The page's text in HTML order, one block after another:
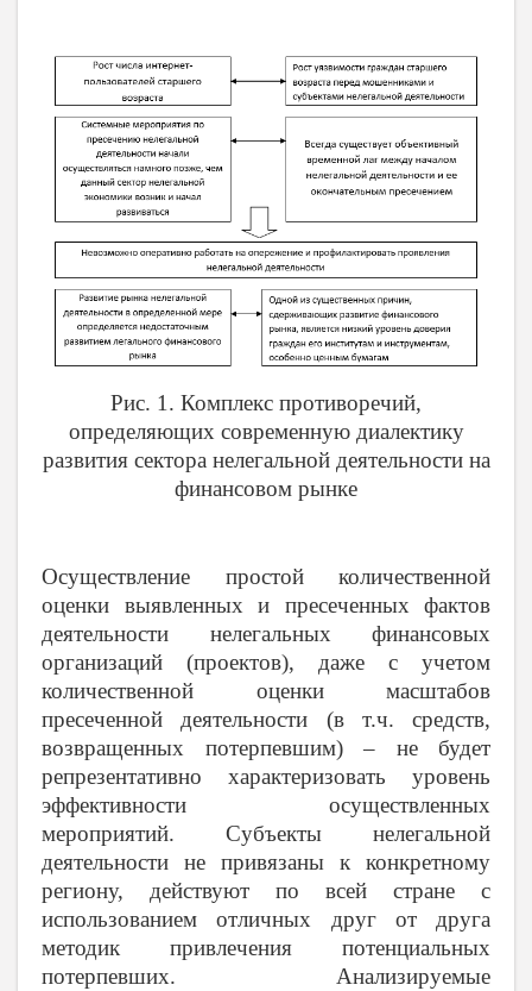
Рис. 1. Комплекс противоречий,
определяющих современную диалектику
развития сектора нелегальной деятельности на
финансовом рынке
Осуществление простой количественной
оценки выявленных и пресеченных фактов
деятельности нелегальных финансовых
организаций (проектов), даже с учетом
количественной оценки масштабов
пресеченной деятельности (в т.ч. средств,
возвращенных потерпевшим) – не будет
репрезентативно характеризовать уровень
эффективности осуществленных
мероприятий. Субъекты нелегальной
деятельности не привязаны к конкретному
региону, действуют по всей стране с
использованием отличных друг от друга
методик привлечения потенциальных
потерпевших. Анализируемые